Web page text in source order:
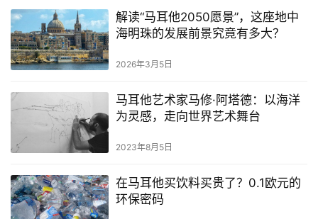
耳
他
移
民
留
教
解读“马耳他2050愿景”，这座地中
海明珠的发展前景究竟有多大？
2026年3月5日
马耳他艺术家马修·阿塔德：以海洋
为灵感，走向世界艺术舞台
2023年8月5日
在马耳他买饮料买贵了？0.1欧元的
环保密码